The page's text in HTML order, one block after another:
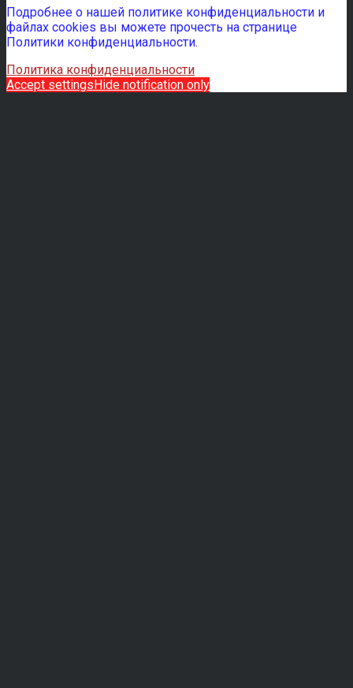
Подробнее о нашей политике конфиденциальности и
файлах cookies вы можете прочесть на странице
Политики конфиденциальности.
Политика конфиденциальности
Accept settings Hide notification only